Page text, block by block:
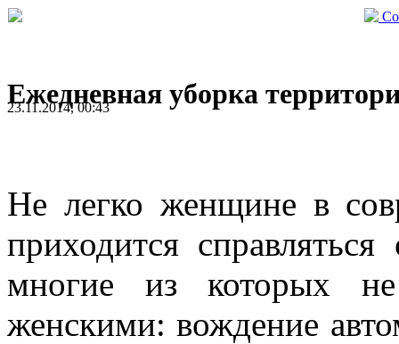
Ежедневная уборка
23.11.2014, 00:43
Не легко женщине в
приходится
многие из которых
женскими: вождение